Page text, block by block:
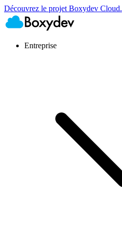
Découvrez le projet Boxydev Cloud.
Entreprise